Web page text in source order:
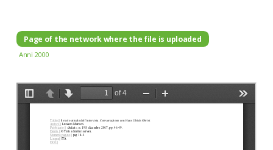
Page of the network where the file is uploaded
Anni 2000